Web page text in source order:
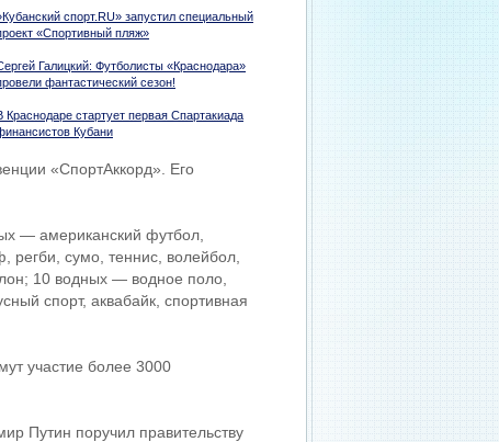
спорт.RU» запустил специальный
«Спортивный пляж»
Галицкий: Футболисты «Краснодара»
фантастический сезон!
Краснодаре стартует первая Спартакиада
Кубани
«СпортАккорд». Его
— американский футбол,
сумо, теннис, волейбол,
10 водных — водное поло,
спорт, аквабайк, спортивная
участие более 3000
Путин поручил правительству